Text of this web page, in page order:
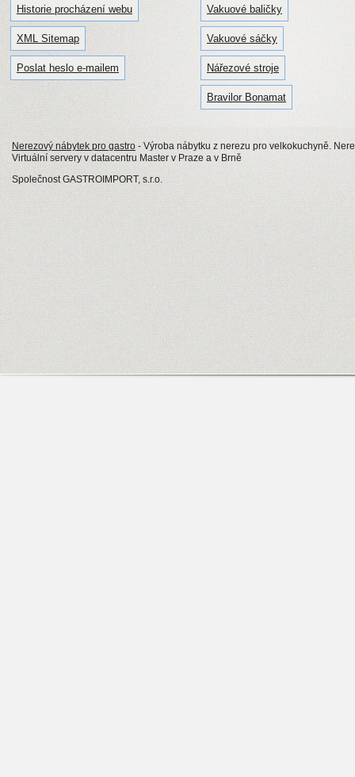
Historie procházení webu
XML Sitemap
Poslat heslo e-mailem
Vakuové baličky
Vakuové sáčky
Nářezové stroje
Bravilor Bonamat
Nerezový nábytek pro gastro - Výroba nábytku z nerezu pro velkokuchyně.
Virtuální servery v datacentru Master v Praze a v Brně
Společnost GASTROIMPORT, s.r.o.